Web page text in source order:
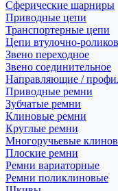
Сферические шарниры
Приводные цепи
Транспортерные цепи
Цепи втулочно-
Звено переходное
Звено соединительное
Направляющие /
Приводные ремни
Зубчатые ремни
Клиновые ремни
Круглые ремни
Многоручьевые
Плоские ремни
Ремни вариаторные
Ремни поликлиновые